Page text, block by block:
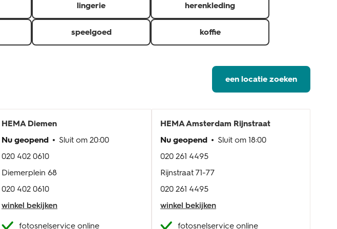
lingerie herenkleding
speelgoed koffie
een locatie zoeken
HEMA Diemen
Nu geopend
Sluit om 20:00
020 402 0610
Diemerplein 68
020 402 0610
winkel bekijken
fotosnelservice online
HEMAAmsterdam Rijnstraat
Nu geopend
Sluit om 18:00
020 261 4495
Rijnstraat 71-77
020 261 4495
winkel bekijken
fotosnelservice online